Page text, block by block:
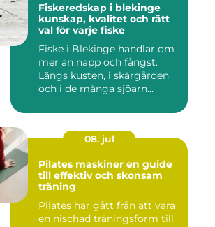
Fiskeredskap i blekinge
kunskap, kvalitet och rätt
val för varje fiske
Fiske i Blekinge handlar om
mer än napp och fångst.
Längs kusten, i skärgården
och i de många sjöarn...
08. jul
Pilates maskiner en guide
till effektiv och skonsam
träning
Pilates har gått från att vara
en nischad träningsform till